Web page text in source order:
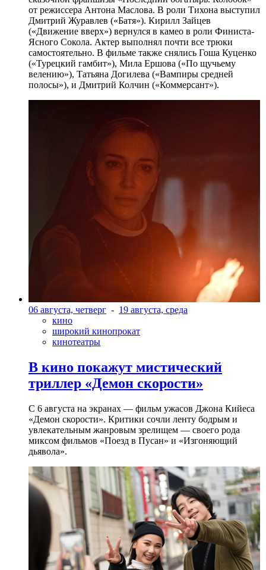
от режиссера Антона Маслова. В роли Тихона выступил
Дмитрий Журавлев («Батя»). Кирилл Зайцев
(«Движение вверх») вернулся в камео в роли Финиста-
Ясного Сокола. Актер выполнял почти все трюки
самостоятельно. В фильме также снялись Гоша Куценко
(«Турецкий гамбит»), Мила Ершова («По щучьему
велению»), Татьяна Догилева («Вампиры средней
полосы»), и Дмитрий Колчин («Коммерсант»).
06 августа, четверг - 19 августа, среда
кино
широкий кинопрокат
кинотеатры
В кино покажут мистический
триллер «Демон скорости»
С 6 августа на экранах — фильм ужасов Джона Кийеса
«Демон скорости». Критики сочли ленту бодрым и
увлекательным жанровым зрелищeм — своего рода
миксом фильмов «Поезд в Пусан» и «Изгоняющий
дьявола».